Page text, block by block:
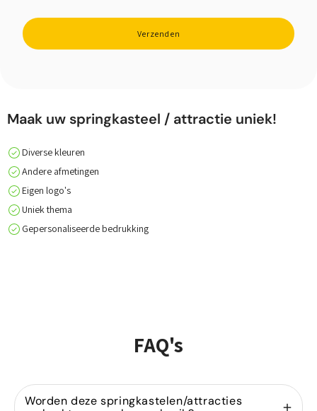
Verzenden
Maak uw springkasteel / attractie uniek!
Diverse kleuren
Andere afmetingen
Eigen logo's
Uniek thema
Gepersonaliseerde bedrukking
FAQ's
Worden deze springkastelen/attracties